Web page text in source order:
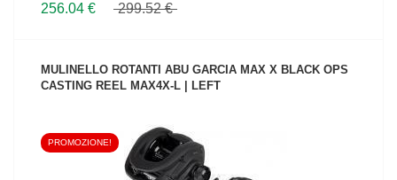
256.04 € 299.52 €
MULINELLO ROTANTI ABU GARCIA MAX X BLACK OPS
CASTING REEL MAX4X-L | LEFT
VEDI IL PRODOTTO
PROMOZIONE!